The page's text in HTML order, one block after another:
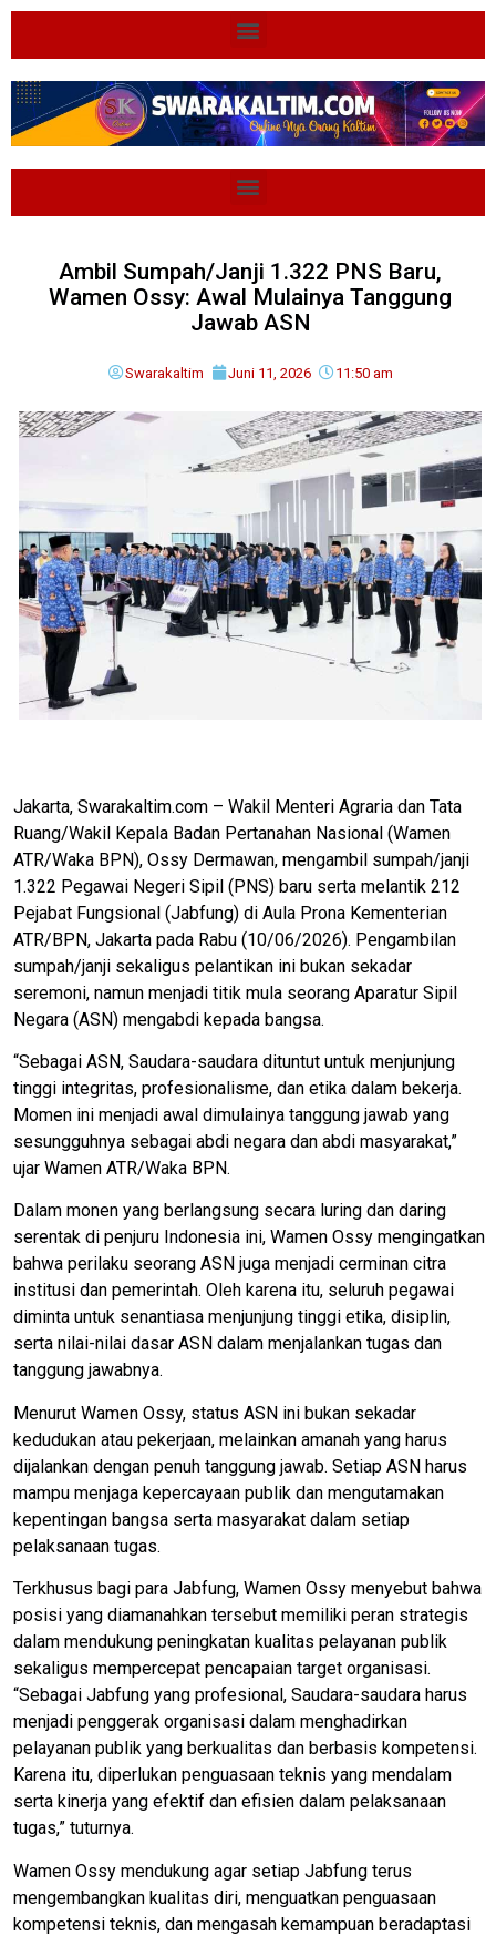
Ambil Sumpah/Janji 1.322 PNS Baru,
Wamen Ossy: Awal Mulainya Tanggung
Jawab ASN
Swarakaltim Juni 11, 2026 11:50 am
​Jakarta, Swarakaltim.com – Wakil Menteri Agraria dan Tata
Ruang/Wakil Kepala Badan Pertanahan Nasional (Wamen
ATR/Waka BPN), Ossy Dermawan, mengambil sumpah/janji
1.322 Pegawai Negeri Sipil (PNS) baru serta melantik 212
Pejabat Fungsional (Jabfung) di Aula Prona Kementerian
ATR/BPN, Jakarta pada Rabu (10/06/2026). Pengambilan
sumpah/janji sekaligus pelantikan ini bukan sekadar
seremoni, namun menjadi titik mula seorang Aparatur Sipil
Negara (ASN) mengabdi kepada bangsa.
“Sebagai ASN, Saudara-saudara dituntut untuk menjunjung
tinggi integritas, profesionalisme, dan etika dalam bekerja.
Momen ini menjadi awal dimulainya tanggung jawab yang
sesungguhnya sebagai abdi negara dan abdi masyarakat,”
ujar Wamen ATR/Waka BPN.
Dalam monen yang berlangsung secara luring dan daring
serentak di penjuru Indonesia ini, Wamen Ossy mengingatkan
bahwa perilaku seorang ASN juga menjadi cerminan citra
institusi dan pemerintah. Oleh karena itu, seluruh pegawai
diminta untuk senantiasa menjunjung tinggi etika, disiplin,
serta nilai-nilai dasar ASN dalam menjalankan tugas dan
tanggung jawabnya.
Menurut Wamen Ossy, status ASN ini bukan sekadar
kedudukan atau pekerjaan, melainkan amanah yang harus
dijalankan dengan penuh tanggung jawab. Setiap ASN harus
mampu menjaga kepercayaan publik dan mengutamakan
kepentingan bangsa serta masyarakat dalam setiap
pelaksanaan tugas.
Terkhusus bagi para Jabfung, Wamen Ossy menyebut bahwa
posisi yang diamanahkan tersebut memiliki peran strategis
dalam mendukung peningkatan kualitas pelayanan publik
sekaligus mempercepat pencapaian target organisasi.
“Sebagai Jabfung yang profesional, Saudara-saudara harus
menjadi penggerak organisasi dalam menghadirkan
pelayanan publik yang berkualitas dan berbasis kompetensi.
Karena itu, diperlukan penguasaan teknis yang mendalam
serta kinerja yang efektif dan efisien dalam pelaksanaan
tugas,” tuturnya.
Wamen Ossy mendukung agar setiap Jabfung terus
mengembangkan kualitas diri, menguatkan penguasaan
kompetensi teknis, dan mengasah kemampuan beradaptasi